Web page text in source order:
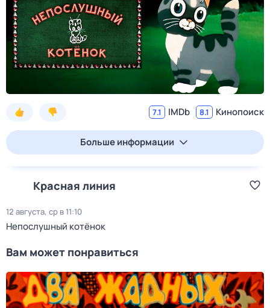
7.1 IMDb 8.1 Кинопоиск
Больше информации
Красная линия
12 августа, ср в 11:10
Непослушный котёнок
Вам может понравиться